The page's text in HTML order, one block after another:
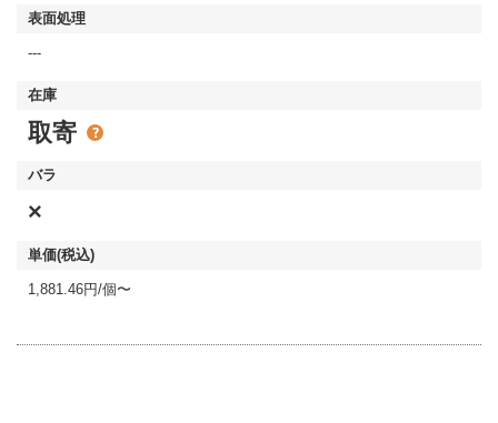
---
取寄
×
1,881.46円/個〜